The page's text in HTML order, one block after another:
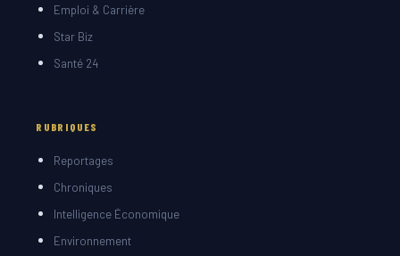
Emploi & Carrière
Star Biz
Santé 24
RUBRIQUES
Reportages
Chroniques
Intelligence Économique
Environnement